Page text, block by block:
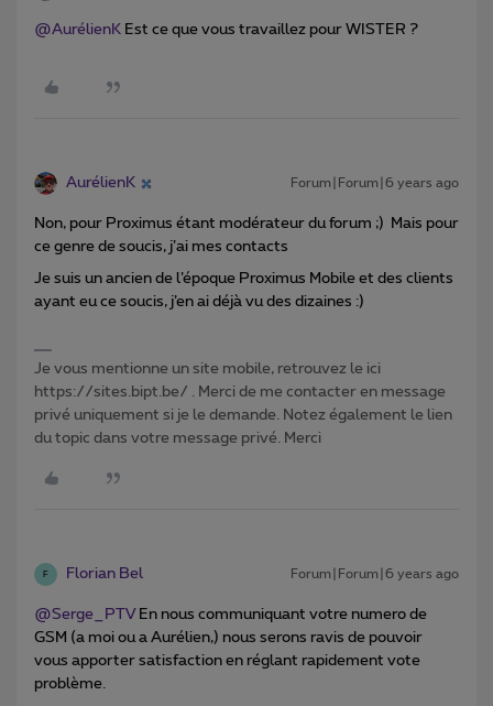
@AurélienK Est ce que vous travaillez pour WISTER ?
AurélienK Forum|Forum|6 years ago
Non, pour Proximus étant modérateur du forum ;) Mais pour
ce genre de soucis, j’ai mes contacts
Je suis un ancien de l’époque Proximus Mobile et des clients
ayant eu ce soucis, j’en ai déjà vu des dizaines :)
Je vous mentionne un site mobile, retrouvez le ici
https://sites.bipt.be/ . Merci de me contacter en message
privé uniquement si je le demande. Notez également le lien
du topic dans votre message privé. Merci
F Florian Bel Forum|Forum|6 years ago
@Serge_PTV En nous communiquant votre numero de
GSM (a moi ou a Aurélien,) nous serons ravis de pouvoir
vous apporter satisfaction en réglant rapidement vote
problème.